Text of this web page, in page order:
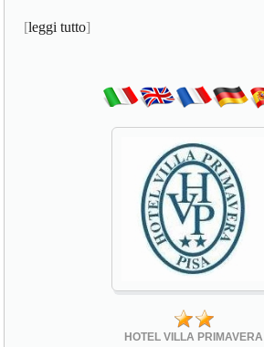
[leggi tutto]
HOTEL VILLA PRIMAVERA